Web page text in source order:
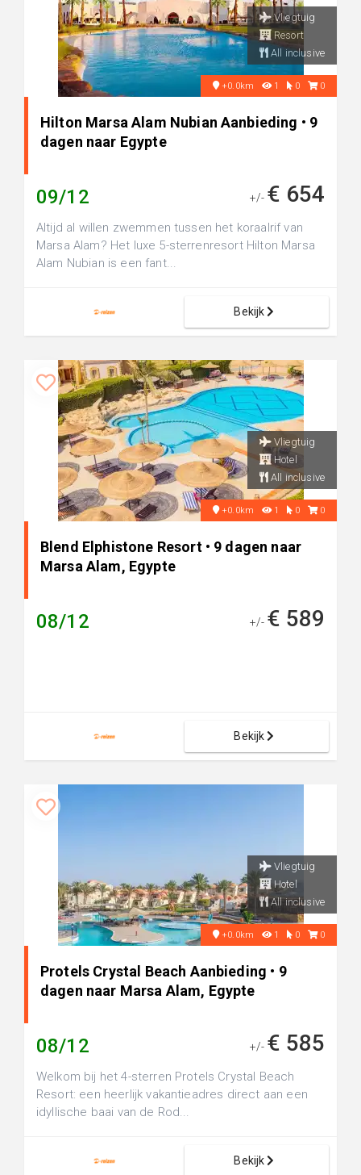
Vliegtuig
Resort
All inclusive
+0.0km 1 0 0
Hilton Marsa Alam Nubian Aanbieding • 9
dagen naar Egypte
09/12 +/- € 654
Altijd al willen zwemmen tussen het koraalrif van
Marsa Alam? Het luxe 5-sterrenresort Hilton Marsa
Alam Nubian is een fant...
Bekijk
Vliegtuig
Hotel
All inclusive
+0.0km 1 0 0
Blend Elphistone Resort • 9 dagen naar
Marsa Alam, Egypte
08/12 +/- € 589
Bekijk
Vliegtuig
Hotel
All inclusive
+0.0km 1 0 0
Protels Crystal Beach Aanbieding • 9
dagen naar Marsa Alam, Egypte
08/12 +/- € 585
Welkom bij het 4-sterren Protels Crystal Beach
Resort: een heerlijk vakantieadres direct aan een
idyllische baai van de Rod...
Bekijk